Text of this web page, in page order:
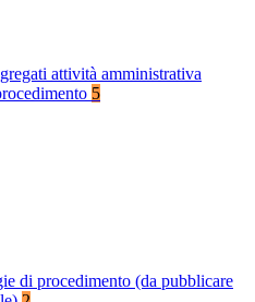
attività amministrativa
5
di procedimento (da pubblicare